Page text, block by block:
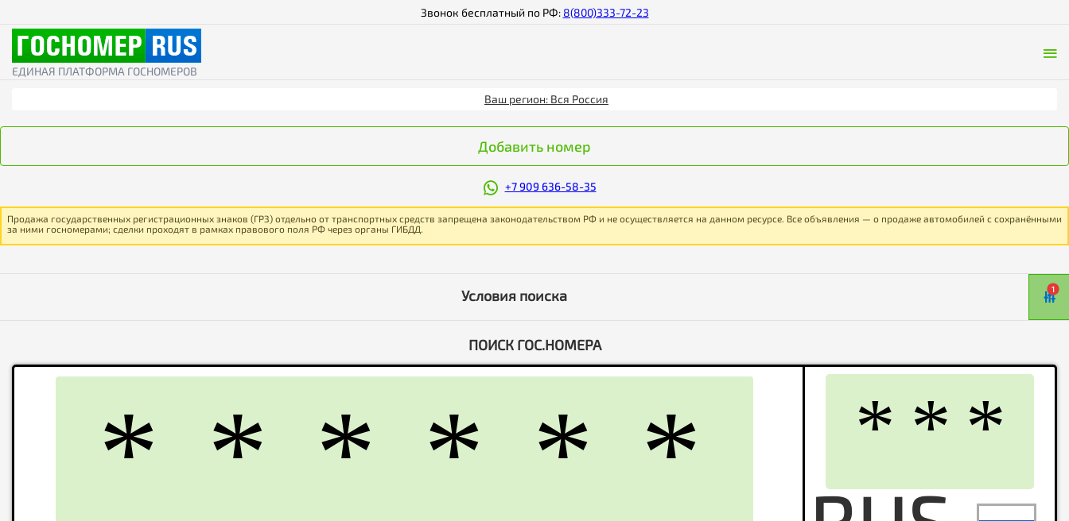
Звонок бесплатный по РФ: 8(800)333-72-23
ЕДИНАЯ ПЛАТФОРМА ГОСНОМЕРОВ
Ваш регион: Вся Россия
Добавить номер
+7 909 636-58-35
Продажа государственных регистрационных знаков (ГРЗ) отдельно от транспортных средств запрещена законодательством РФ и не осуществляется на данном ресурсе. Все объявления — о продаже автомобилей с сохранёнными
за ними госномерами; сделки проходят в рамках правового поля РФ через органы ГИБДД.
Условия поиска 1
ПОИСК ГОС.НОМЕРА